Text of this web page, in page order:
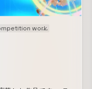
work